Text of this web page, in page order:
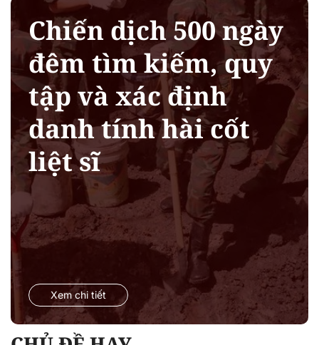
Chiến dịch 500 ngày
đêm tìm kiếm, quy
tập và xác định
danh tính hài cốt
liệt sĩ
Xem chi tiết